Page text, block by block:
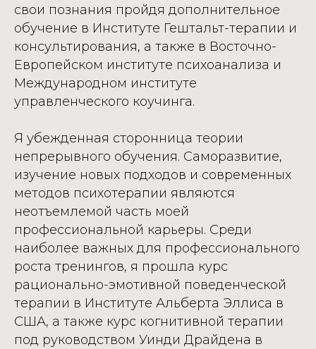
свои познания пройдя дополнительное
обучение в Институте Гештальт-терапии и
консультирования, а также в Восточно-
Европейском институте психоанализа и
Международном институте
управленческого коучинга.
Я убежденная сторонница теории
непрерывного обучения. Саморазвитие,
изучение новых подходов и современных
методов психотерапии являются
неотъемлемой часть моей
профессиональной карьеры. Среди
наиболее важных для профессионального
роста тренингов, я прошла курс
рационально-эмотивной поведенческой
терапии в Институте Альберта Эллиса в
США, а также курс когнитивной терапии
под руководством Уинди Драйдена в